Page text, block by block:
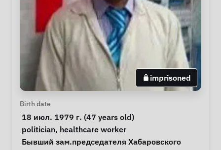
imprisoned
Personal Information
Birth date
18 июл. 1979 г. (47 years old)
Special circumstances
politician, healthcare worker
Notes